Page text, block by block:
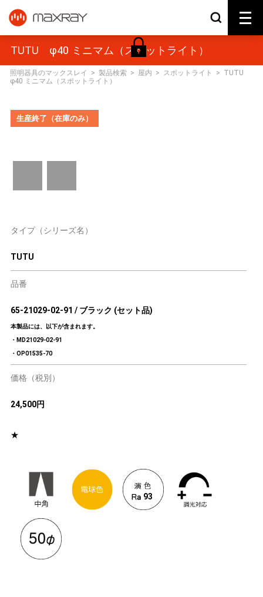
TUTU φ40 ミニマム（スポットライト）
照明器具のマックスレイ > 製品検索 > 屋内 > スポットライト > TUTU
φ40 ミニマム（スポットライト）
生産終了（在庫のみ）
タイプ（シリーズ名）
TUTU
品番
65-21029-02-91 / ブラック (セット品)
本製品には、以下が含まれます。
・MD21029-02-91
・OP01535-70
価格（税別）
24,500円
★
93